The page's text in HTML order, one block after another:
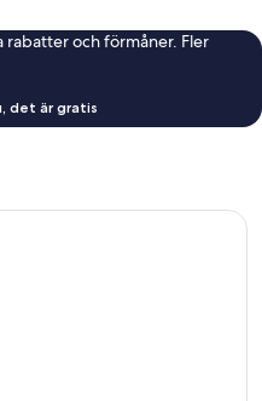
rabatter och förmåner. Fler
det är gratis